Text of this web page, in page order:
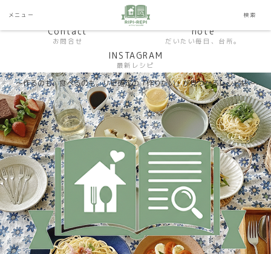
〜作るのも、食べるのも。リピ確定の「作りたい」が見つかるレシピ帖〜
Contact
お問合せ
note
だいたい毎日、台所。
INSTAGRAM
最新レシピ
メニュー 検索